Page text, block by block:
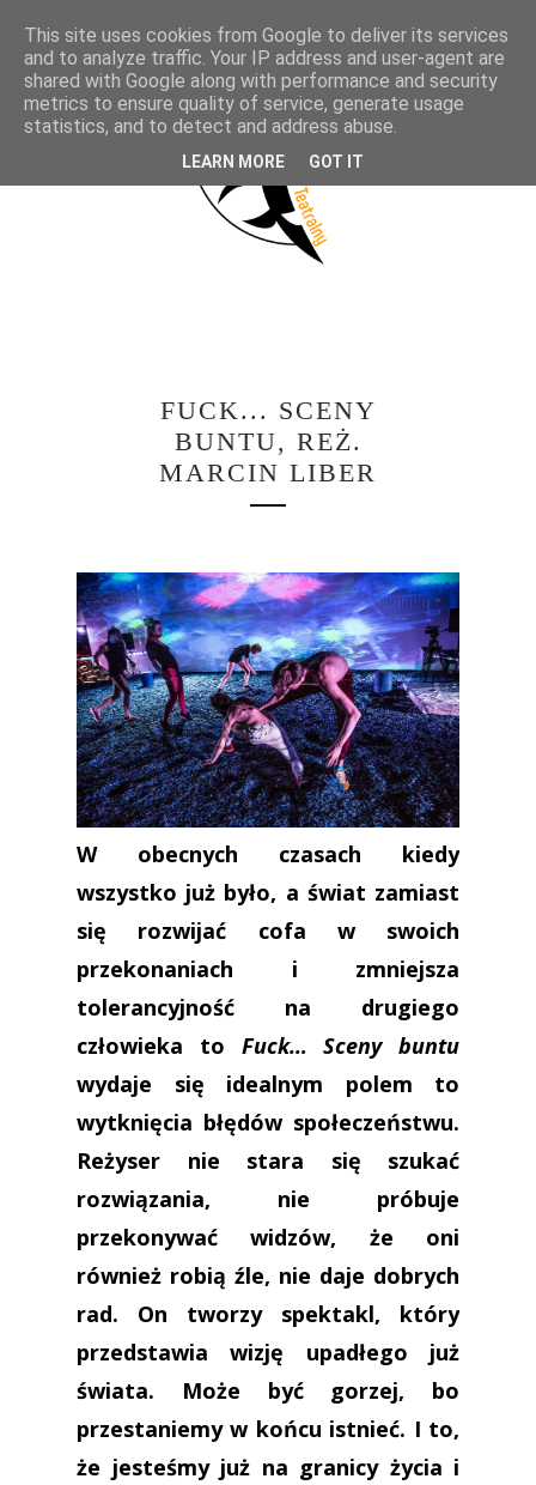
FUCK... SCENY
BUNTU, REŻ.
MARCIN LIBER
W obecnych czasach kiedy
wszystko już było, a świat zamiast
się rozwijać cofa w swoich
przekonaniach i zmniejsza
tolerancyjność na drugiego
człowieka to Fuck… Sceny buntu
wydaje się idealnym polem to
wytknięcia błędów społeczeństwu.
Reżyser nie stara się szukać
rozwiązania, nie próbuje
przekonywać widzów, że oni
również robią źle, nie daje dobrych
rad. On tworzy spektakl, który
przedstawia wizję upadłego już
świata. Może być gorzej, bo
przestaniemy w końcu istnieć. I to,
że jesteśmy już na granicy życia i
This site uses cookies from Google to deliver its services
and to analyze traffic. Your IP address and user-agent are
shared with Google along with performance and security
metrics to ensure quality of service, generate usage
statistics, and to detect and address abuse.
LEARN MORE GOT IT